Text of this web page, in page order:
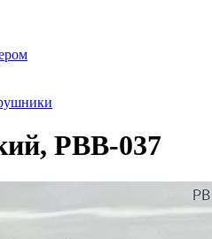
рушники
РВВ-037